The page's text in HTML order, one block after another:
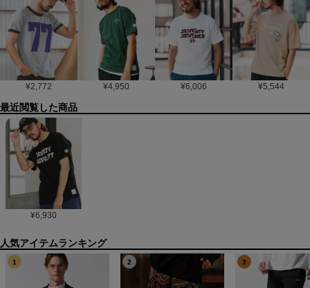
¥2,772 ¥4,950 ¥6,006 ¥5,544
最近閲覧した商品
¥6,930
1 2 3